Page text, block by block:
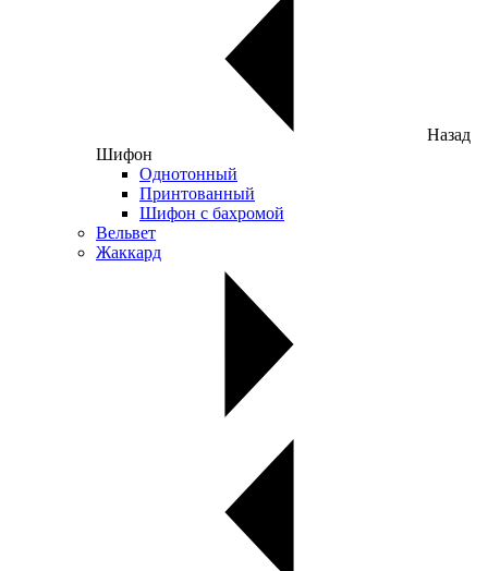
Назад
Шифон
Однотонный
Принтованный
Шифон с бахромой
Вельвет
Жаккард